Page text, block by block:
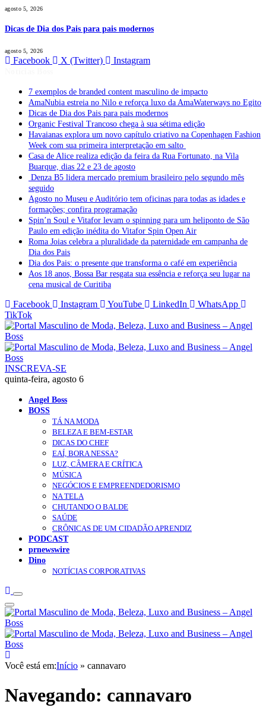
agosto 5, 2026
Dicas de Dia dos Pais para pais modernos
agosto 5, 2026
Facebook X (Twitter) Instagram
7 exemplos de branded content masculino de impacto
AmaNubia estreia no Nilo e reforça luxo da AmaWaterways no Egito
Dicas de Dia dos Pais para pais modernos
Organic Festival Trancoso chega à sua sétima edição
Havaianas explora um novo capítulo criativo na Copenhagen Fashion
Week com sua primeira interpretação em salto
Casa de Alice realiza edição da feira da Rua Fortunato, na Vila
Buarque, dias 22 e 23 de agosto
Denza B5 lidera mercado premium brasileiro pelo segundo mês
seguido
Agosto no Museu e Auditório tem oficinas para todas as idades e
formações; confira programação
Spin’n Soul e Vitafor levam o spinning para um heliponto de São
Paulo em edição inédita do Vitafor Spin Open Air
Roma Joias celebra a pluralidade da paternidade em campanha de
Dia dos Pais
Dia dos Pais: o presente que transforma o café em experiência
Aos 18 anos, Bossa Bar resgata sua essência e reforça seu lugar na
cena musical de Curitiba
Facebook Instagram YouTube LinkedIn
WhatsApp
TikTok
INSCREVA-SE
quinta-feira, agosto 6
Angel Boss
BOSS
TÁ NA MODA
BELEZA E BEM-ESTAR
DICAS DO CHEF
EAÍ, BORA NESSA?
LUZ, CÂMERA E CRÍTICA
MÚSICA
NEGÓCIOS E EMPREENDEDORISMO
NA TELA
CHUTANDO O BALDE
SAÚDE
CRÔNICAS DE UM CIDADÃO APRENDIZ
PODCAST
prnewswire
Dino
NOTÍCIAS CORPORATIVAS
Você está em:Início » cannavaro
Navegando: cannavaro